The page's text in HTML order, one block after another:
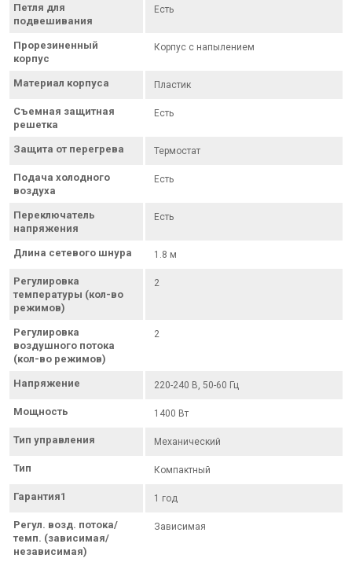
Петля для
подвешивания
Есть
Прорезиненный
корпус
Корпус с напылением
Материал корпуса Пластик
Съемная защитная
решетка
Есть
Защита от перегрева Термостат
Подача холодного
воздуха
Есть
Переключатель
напряжения
Есть
Длина сетевого шнура 1.8 м
Регулировка
температуры (кол-во
режимов)
2
Регулировка
воздушного потока
(кол-во режимов)
2
Напряжение 220-240 В, 50-60 Гц
Мощность 1400 Вт
Тип управления Механический
Тип Компактный
Гарантия1 1 год
Регул. возд. потока/
темп. (зависимая/
независимая)
Зависимая